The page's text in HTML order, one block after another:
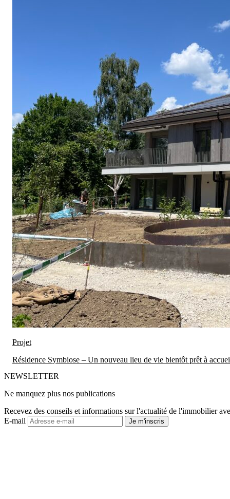
Projet
Résidence Symbiose – Un nouveau lieu de vie bientôt prêt à
NEWSLETTER
Ne manquez plus nos publications
Recevez des conseils et informations sur l'actualité de l'immobilier
E-mail
Je m'inscris